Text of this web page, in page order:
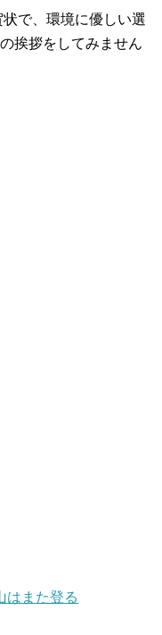
で、環境に優しい選
挨拶をしてみません
はまた登る